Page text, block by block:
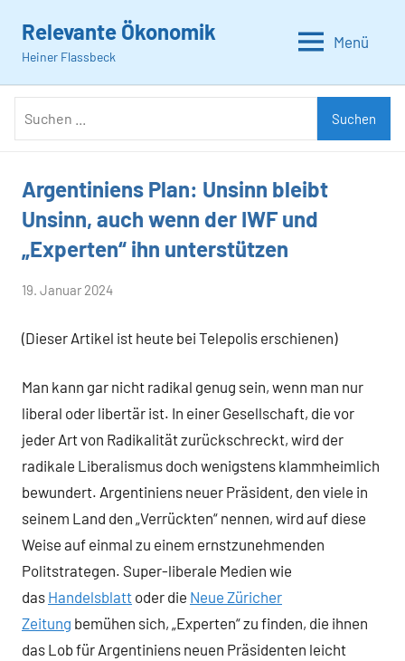
Inhalt
springen
Relevante Ökonomik
Heiner Flassbeck
Menü
Suchen
Allgemein
Argentiniens Plan: Unsinn bleibt
Unsinn, auch wenn der IWF und
„Experten“ ihn unterstützen
von
Flassbeck
19. Januar 2024
(Dieser Artikel ist heute bei Telepolis erschienen)
Man kann gar nicht radikal genug sein, wenn man nur
liberal oder libertär ist. In einer Gesellschaft, die vor
jeder Art von Radikalität zurückschreckt, wird der
radikale Liberalismus doch wenigstens klammheimlich
bewundert. Argentiniens neuer Präsident, den viele in
seinem Land den „Verrückten“ nennen, wird auf diese
Weise auf einmal zu einem ernstzunehmenden
Politstrategen. Super-liberale Medien wie
das Handelsblatt oder die Neue Züricher
Zeitung bemühen sich, „Experten“ zu finden, die ihnen
das Lob für Argentiniens neuen Präsidenten leicht